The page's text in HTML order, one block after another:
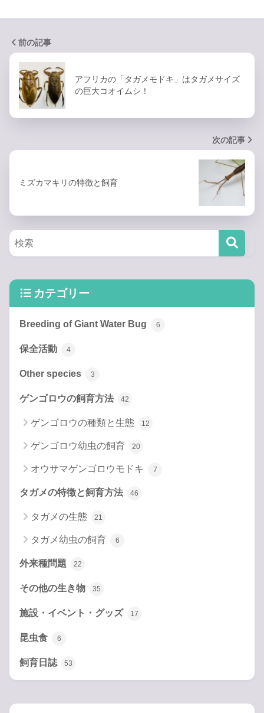
前の記事
アフリカの「タガメモドキ」はタガメサイズ
の巨大コオイムシ！
次の記事
ミズカマキリの特徴と飼育
カテゴリー
Breeding of Giant Water Bug 6
保全活動 4
Other species 3
ゲンゴロウの飼育方法 42
ゲンゴロウの種類と生態 12
ゲンゴロウ幼虫の飼育 20
オウサマゲンゴロウモドキ 7
タガメの特徴と飼育方法 46
タガメの生態 21
タガメ幼虫の飼育 6
外来種問題 22
その他の生き物 35
施設・イベント・グッズ 17
昆虫食 6
飼育日誌 53